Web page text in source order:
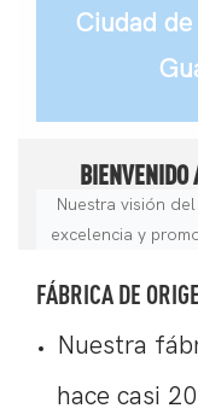
Ciudad
BIENVENIDO
Nuestra visión
excelencia y
FÁBRICA DE
Nuestra
hace casi